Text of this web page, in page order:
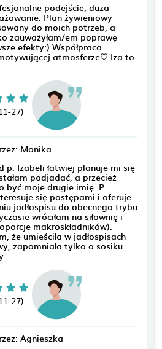
podejście, duża
Plan żywieniowy
do moich potrzeb, a
zauważyłam/em poprawę
efekty:) Współpraca
atmosferze♡ Iza to
27)
Monika
p. Izabeli łatwiej planuje mi się
podjadać, a przecież
być moje drugie imię. P.
się postępami i oferuje
jadłospisu do obecnego trybu
wróciłam na siłownię i
makroskładników).
że umieściła w jadłospisach
zapomniała tylko o sosiku
27)
Agnieszka